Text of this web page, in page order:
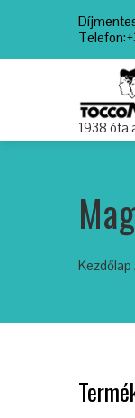
1938 óta
Kezdőlap